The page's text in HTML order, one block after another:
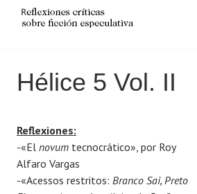
REVISTA HELICE
Hélice 5 Vol. II
u
b
l
i
o
r
i
s
Reflexiones:
-«El novum tecnocrático», por Roy
Alfaro Vargas
-«Acessos restritos: Branco Sai, Preto